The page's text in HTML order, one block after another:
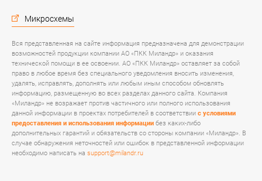
Микросхемы
Вся представленная на сайте информация предназначена для демонстрации
возможностей продукции компании АО «ПКК Миландр» и оказания
технической помощи в ее освоении. АО «ПКК Миландр» оставляет за собой
право в любое время без специального уведомления вносить изменения,
удалять, исправлять, дополнять или любым иным способом обновлять
информацию, размещенную во всех разделах данного сайта. Компания
«Миландр» не возражает против частичного или полного использования
данной информации в проектах потребителей в соответствии с условиями
предоставления и использования информации без каких-либо
дополнительных гарантий и обязательств со стороны компании «Миландр». В
случае обнаружения неточностей или ошибок в представленной информации
необходимо написать на support@milandr.ru